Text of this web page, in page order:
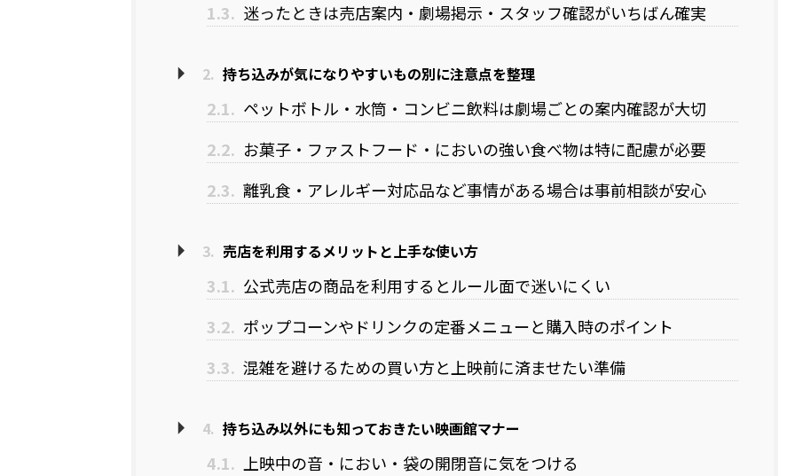
1.3. 迷ったときは売店案内・劇場掲示・スタッフ確認がいちばん確実
2. 持ち込みが気になりやすいもの別に注意点を整理
2.1. ペットボトル・水筒・コンビニ飲料は劇場ごとの案内確認が大切
2.2. お菓子・ファストフード・においの強い食べ物は特に配慮が必要
2.3. 離乳食・アレルギー対応品など事情がある場合は事前相談が安心
3. 売店を利用するメリットと上手な使い方
3.1. 公式売店の商品を利用するとルール面で迷いにくい
3.2. ポップコーンやドリンクの定番メニューと購入時のポイント
3.3. 混雑を避けるための買い方と上映前に済ませたい準備
4. 持ち込み以外にも知っておきたい映画館マナー
4.1.
上映中の音・におい・袋の開閉音に気をつける